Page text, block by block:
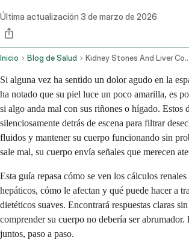
Última actualización 3 de marzo de 2026
Inicio Blog de Salud Kidney Stones And Liver Concerns Symptoms And Dietary Management
Si alguna vez ha sentido un dolor agudo en la
ha notado que su piel luce un poco amarilla, es
si algo anda mal con sus riñones o hígado. Estos
silenciosamente detrás de escena para filtrar
fluidos y mantener su cuerpo funcionando sin
sale mal, su cuerpo envía señales que merecen
Esta guía repasa cómo se ven los cálculos
hepáticos, cómo le afectan y qué puede hacer a
dietéticos suaves. Encontrará respuestas claras
comprender su cuerpo no debería ser abrumador.
juntos, paso a paso.